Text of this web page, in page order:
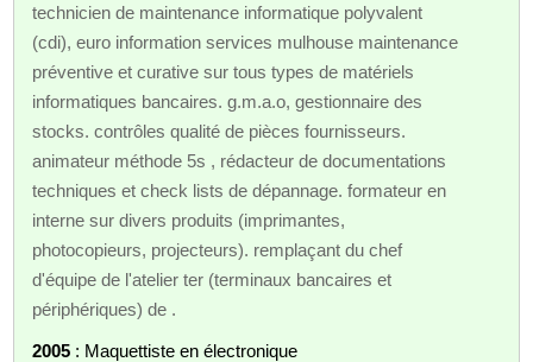
technicien de maintenance informatique polyvalent
(cdi), euro information services mulhouse maintenance
préventive et curative sur tous types de matériels
informatiques bancaires. g.m.a.o, gestionnaire des
stocks. contrôles qualité de pièces fournisseurs.
animateur méthode 5s , rédacteur de documentations
techniques et check lists de dépannage. formateur en
interne sur divers produits (imprimantes,
photocopieurs, projecteurs). remplaçant du chef
d'équipe de l'atelier ter (terminaux bancaires et
périphériques) de .
2005 : Maquettiste en électronique